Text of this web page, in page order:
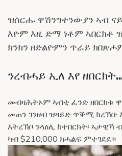
ዝሰርሑ ዋሽንግተንውያን ኣብ
እዮም እዚ ድማ ነቶም ኣበርክቶ
ክንክን ዘድልዮምን ጥራይ
ንረብሓይ ኢለ እየ
መብዛሕትኦም ኣብቲ ፈንድ ዘበርክቱ
መጠን ገንዘብ ዝዛይድ ጥቕሚ
እትረኽቦ ንላዕሊ ከተበርክት፡
ካብ $210,000 ክሓልፍ ምተገደደ።